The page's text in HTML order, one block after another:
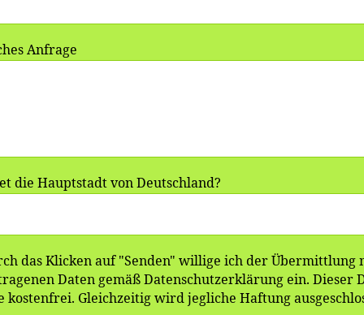
Anfrage
die Hauptstadt von Deutschland?
das Klicken auf "Senden" willige ich der Übermittlung
Daten gemäß Datenschutzerklärung ein. Dieser
kostenfrei. Gleichzeitig wird jegliche Haftung